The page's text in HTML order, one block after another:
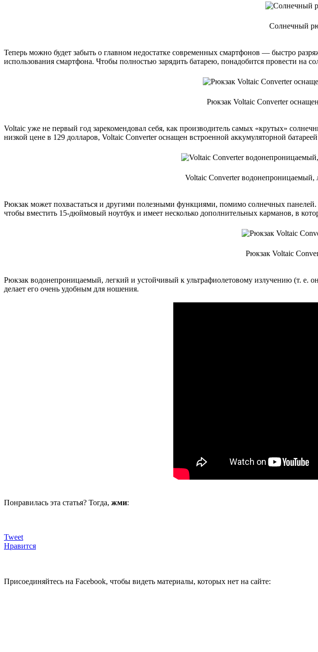
Солнечный
Теперь можно будет забыть о главном недостатке современных смартфонов — быстро
использования смартфона. Чтобы полностью зарядить батарею, понадобится провести на
Рюкзак Voltaic Converter
Voltaic уже не первый год зарекомендовал себя, как производитель самых «крутых»
низкой цене в 129 долларов, Voltaic Converter оснащен встроенной аккумуляторной
Voltaic Converter
Рюкзак может похвастаться и другими полезными функциями, помимо солнечных
чтобы вместить 15-дюймовый ноутбук и имеет несколько дополнительных карманов, в
Рюкзак Voltaic
Рюкзак водонепроницаемый, легкий и устойчивый к ультрафиолетовому излучению (т. е.
делает его очень удобным для ношения.
Понравилась эта статья? Тогда, жми:
Tweet
Нравится
Присоединяйтесь на Facebook, чтобы видеть материалы, которых нет на сайте: